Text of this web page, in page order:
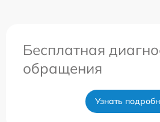
Бесплатная
обращения
Узнать